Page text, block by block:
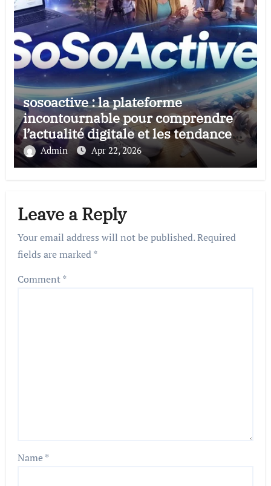
sosoactive : la plateforme
incontournable pour comprendre
l’actualité digitale et les tendances
culturelles
Admin Apr 22, 2026
Leave a Reply
Your email address will not be published.Required
fields are marked*
Comment*
Name*